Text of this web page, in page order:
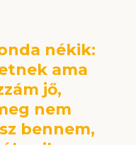
nékik:
ama
jő,
nem
bennem,